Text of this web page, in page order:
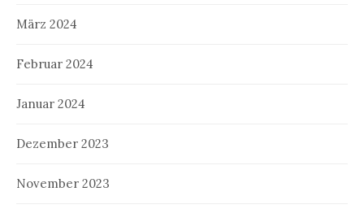
März 2024
Februar 2024
Januar 2024
Dezember 2023
November 2023